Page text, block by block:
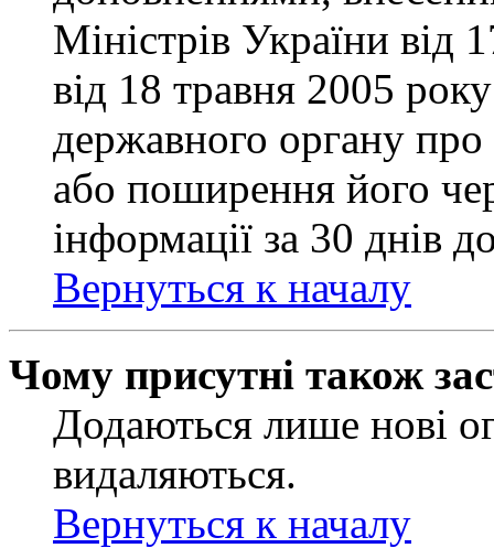
Міністрів України від
від 18 травня 2005
державного органу
або поширення його
інформації за 30 днів
Вернуться к началу
Чому присутні також
Додаються лише нові
видаляються.
Вернуться к началу